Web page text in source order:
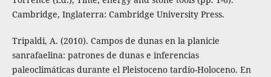
Cambridge, Inglaterra: Cambridge University Press.
Tripaldi, A. (2010). Campos de dunas en la planicie
sanrafaelina: patrones de dunas e inferencias
paleoclimáticas durante el Pleistoceno tardío-Holoceno. En